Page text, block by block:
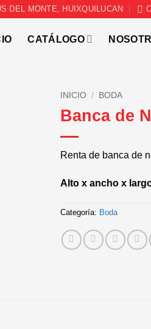
DEL MONTE, HUIXQUILUCAN
CATÁLOGO
INICIO / BODA
Banca de
Renta de banca de
Alto x ancho x
Categoría: Boda